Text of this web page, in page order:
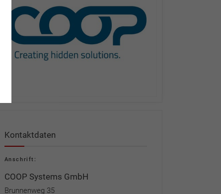
Kontaktdaten
Anschrift:
COOP Systems GmbH
Brunnenweg 35